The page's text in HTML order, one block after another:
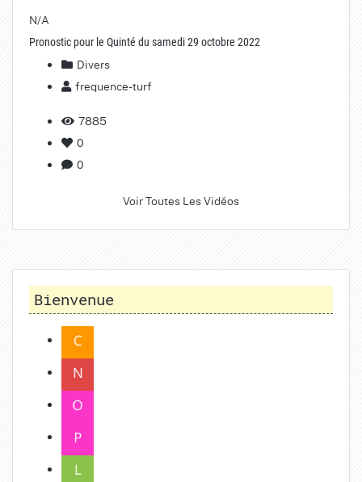
N/A
Pronostic pour le Quinté du samedi 29 octobre 2022
Divers
frequence-turf
7885
0
0
Voir Toutes Les Vidéos
Bienvenue